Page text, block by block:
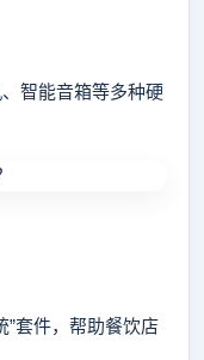
智能音箱等多种硬
套件，帮助餐饮店